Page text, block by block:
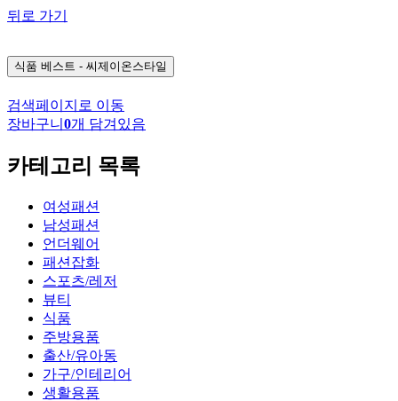
뒤로 가기
식품 베스트 - 씨제이온스타일
검색페이지로 이동
장바구니 0개 담겨있음
카테고리 목록
여성패션
남성패션
언더웨어
패션잡화
스포츠/레저
뷰티
식품
주방용품
출산/유아동
가구/인테리어
생활용품